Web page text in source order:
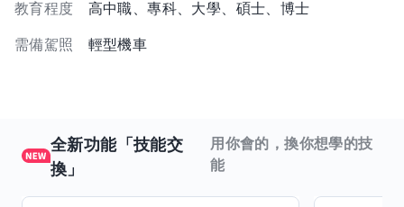
教育程度 高中職、專科、大學、碩士、博士
需備駕照 輕型機車
全新功能「技能交
換」
用你會的，換你想學的技
能